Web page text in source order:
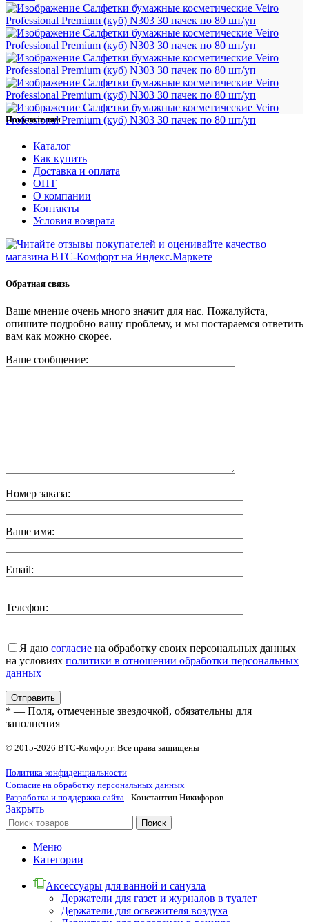
Покупателям
Каталог
Как купить
Доставка и оплата
ОПТ
О компании
Контакты
Условия возврата
Обратная связь
Ваше мнение очень много значит для нас. Пожалуйста,
опишите подробно вашу проблему, и мы постараемся ответить
вам как можно скорее.
Ваше сообщение:
Номер заказа:
Ваше имя:
Email:
Телефон:
Я даю согласие на обработку своих персональных данных
на условиях политики в отношении обработки персональных
данных
* — Поля, отмеченные звездочкой, обязательны для
заполнения
© 2015-2026 ВТС-Комфорт. Все права защищены
Политика конфиденциальности
Согласие на обработку персональных данных
Разработка и поддержка сайта - Константин Никифоров
Закрыть
Поиск
Меню
Категории
Аксессуары для ванной и санузла
Держатели для газет и журналов в туалет
Держатели для освежителя воздуха